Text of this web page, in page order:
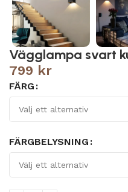
Vägglampa svart
799 kr
FÄRG
FÄRGBELYSNING